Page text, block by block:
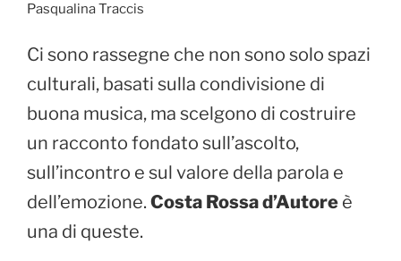
Pasqualina Traccis
Ci sono rassegne che non sono solo spazi
culturali, basati sulla condivisione di
buona musica, ma scelgono di costruire
un racconto fondato sull’ascolto,
sull’incontro e sul valore della parola e
dell’emozione. Costa Rossa d’Autore è
una di queste.